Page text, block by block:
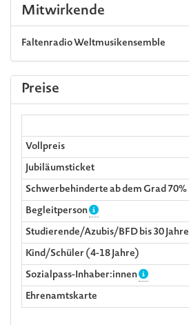
Mitwirkende
FaltenradioWeltmusikensemble
Preise
Vollpreis
Jubiläumsticket
Schwerbehinderte ab dem Grad 70%
Begleitperson
Studierende/Azubis/BFD bis 30 Jahre
Kind/Schüler (4-18 Jahre)
Sozialpass-Inhaber:innen
Ehrenamtskarte